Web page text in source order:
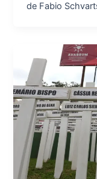
de Fabio